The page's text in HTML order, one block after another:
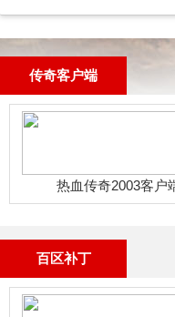
传奇客户端
热血传奇2003客户
百区补丁